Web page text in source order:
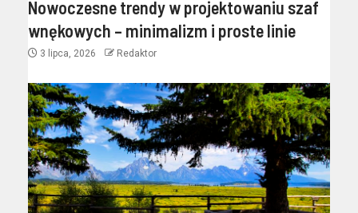
Nowoczesne trendy w projektowaniu szaf
wnękowych – minimalizm i proste linie
3 lipca, 2026 Redaktor